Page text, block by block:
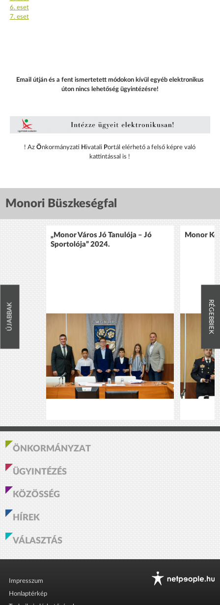
6. eset
7. eset
Email útján és a fent ismertetett módokon kívül egyéb elektronikus
úton nincs lehetőség ügyintézésre!
! AzÖnkormányzati H ivatali Portál elérhető a felső képre való
kattintással is !
Monori Büszkeségfal
ÚJABBAK
„Monor Város Jó Tanulója – Jó
Sportolója” 2024.
Monor
RÉGEBBIEK
ÖNKORMÁNYZAT
ÜGYINTÉZÉS
KÖZÖSSÉG
HÍREK
VÁLASZTÁS
Impresszum
Honlaptérkép